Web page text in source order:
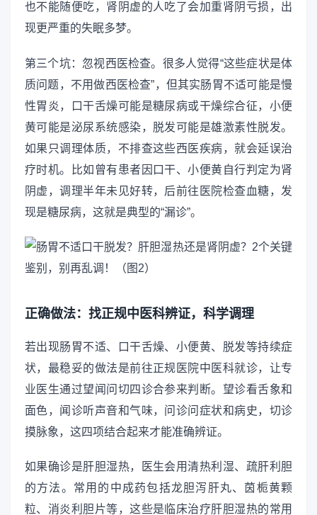
也不能随便吃，肾阴虚的人吃了会加重肾阴亏损，出
现更严重的失眠多梦。
第三个坑：忽视西医检查。很多人觉得“这些症状是体
质问题，不用做西医检查”，但其实肠胃不适可能是慢
性胃炎，口干舌燥可能是糖尿病或干燥综合征，小便
黄可能是泌尿系统感染，脱发可能是雄激素性脱发。
如果只调理体质，不排查这些西医疾病，就会延误治
疗时机。比如曾有患者因口干、小便黄自行判定为肾
阴虚，调理半年未见好转，后前往医院检查血糖，发
现是糖尿病，这就是典型的“漏诊”。
正确做法：找正规中医科辨证，科学调理
若出现肠胃不适、口干舌燥、小便黄、脱发等持续症
状，最稳妥的做法是前往正规医院中医科就诊，让专
业医生通过望闻问切四诊合参来判断。望诊看舌象和
面色，闻诊听声音和气味，问诊问症状和病史，切诊
摸脉象，这四项结合起来才能准确辨证。
如果确诊是肝胆湿热，医生会用清热利湿、疏肝利胆
的方法。常用的中成药包括龙胆泻肝丸、茵栀黄颗
粒、消炎利胆片等，这些是临床治疗肝胆湿热的常用